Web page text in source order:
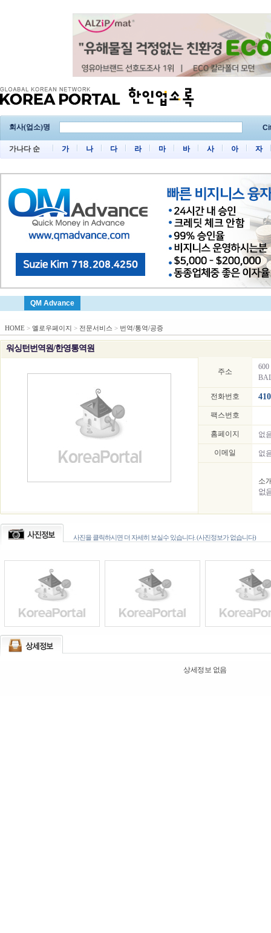
회사(업소)명
가나다 순 가 나 다 라 마 바 사 아 자
QM Advance
HOME > 옐로우페이지 > 전문서비스 > 번역/통역/공증
워싱턴번역원/한영통역원
주소
600
전화번호
팩스번호
홈페이지 없
이메일 없
소
없
사진을 클릭하시면 더 자세히 보실수 있습니다. (사진정보가 없습니다)
상세정보 없음